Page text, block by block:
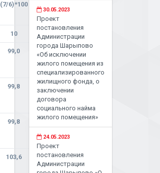
(7/6)*100
10
99,0
99,8
99,8
103,6
30.05.2023
Проект
постановления
Администрации
города Шарыпово
«Об исключении
жилого помещения из
специализированного
жилищного фонда, о
заключении
договора
социального найма
жилого помещения»
24.05.2023
Проект
постановления
Администрации